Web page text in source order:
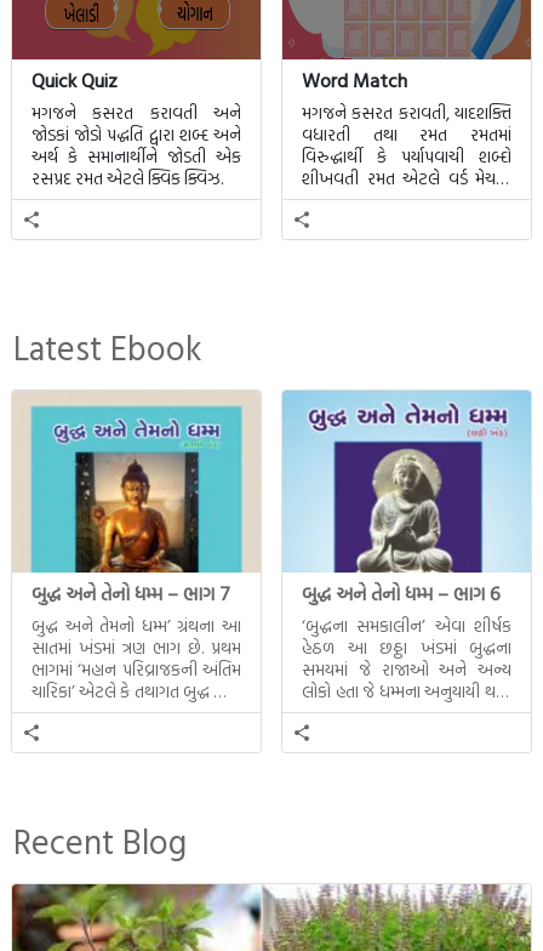
Quick Quiz
મગજને કસરત કરાવતી અને
જોડકાં જોડો પદ્ધતિ દ્વારા શબ્દ અને
અર્થ કે સમાનાર્થીને જોડતી એક
રસપ્રદ રમત એટલે ક્વિક ક્વિઝ.
Word Match
મગજને કસરત કરાવતી, યાદશક્તિ
વધારતી તથા રમત રમતમાં
વિરુદ્ધાર્થી કે પર્યાપવાચી શબ્દો
શીખવતી રમત એટલે વર્ડ મેચમાં.
આ રમતમાં 20 બ્લોક પાછળ 20
શબ્દો છુપાયેલા હશે.
Latest Ebook
બુદ્ધ અને તેનો ધમ્મ – ભાગ 7
બુદ્ધ અને તેમનો ધમ્મ’ ગ્રંથના આ
સાતમાં ખંડમાં ત્રણ ભાગ છે. પ્રથમ
ભાગમાં ‘મહાન પરિવ્રાજકની અંતિમ
ચારિકા’ એટલે કે તથાગત બુદ્ધ સાથે
સતત પરિભ્રમણ કરતા સહચારીઓ
સાથે ફરી એકવારની
મુલાકાત, બીજા ભાગમાં તથાગતે
ઉત્તરાધિકારી તરીકે સ્થાપે છે તે
દૃશ્યો અંકિત થયાં છે. ટૂંકમાં બુદ્ધનાં
જીવનના અંતિમ દિવસોની યાત્રાનો
પરિપાક જોવા મળે […]
બુદ્ધ અને તેનો ધમ્મ – ભાગ 6
‘બુદ્ધના સમકાલીન’ એવા શીર્ષક
હેઠળ આ છઠ્ઠા ખંડમાં બુદ્ધના
સમયમાં જે રાજાઓ અને અન્ય
લોકો હતા જે ધમ્મના અનુયાયી થયા.
તેમનો અને બુદ્ધ વચ્ચે થયેલો
સત્સંગ વીશે જાણકારી મળે છે.
Recent Blog